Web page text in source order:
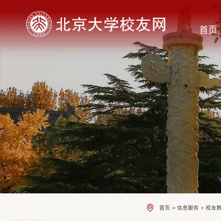
首页
首页 > 信息服务 > 校友